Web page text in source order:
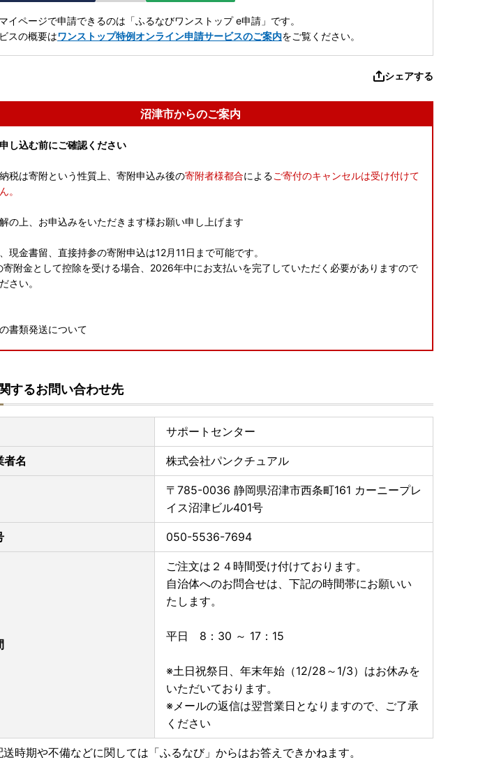
イページで申請できるのは「ふるなびワンストップ e申請」です。
スの概要はワンストップ特例オンライン申請サービスのご案内をご覧ください。
シェアする
沼津市からのご案内
し込む前にご確認ください
税は寄附という性質上、寄附申込み後の寄附者様都合によるご寄付のキャンセルは受け付けて
。
の上、お申込みをいただきます様お願い申し上げます
現金書留、直接持参の寄附申込は12月11日まで可能です。
附金として控除を受ける場合、2026年中にお支払いを完了していただく必要がありますので
さい。
書類発送について
降のご寄附は1月4日より順次発送手続きをいたします。
領証明書の発送のスケジュール】
でにご寄附いただいた場合は年内に発送いたします。
するお問い合わせ先
サポートセンター
者名 株式会社パンクチュアル
〒785-0036 静岡県沼津市西条町161 カーニープレ
イス沼津ビル401号
050-5536-7694
ご注文は２４時間受け付けております。
自治体へのお問合せは、下記の時間帯にお願いい
たします。
平日 8：30 ～ 17：15
※土日祝祭日、年末年始（12/28～1/3）はお休みを
いただいております。
※メールの返信は翌営業日となりますので、ご了承
ください
時期や不備などに関しては「ふるなび」からはお答えできかねます。